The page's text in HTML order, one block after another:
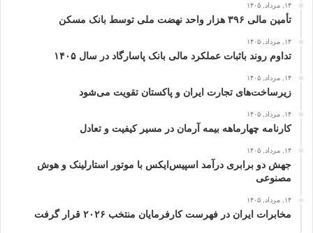
۱۴, مرداد, ۱۴۰۵
تأمین مالی ۳۹۶ هزار واحد نهضت ملی توسط بانک مسکن
۱۴, مرداد, ۱۴۰۵
تداوم روند باثبات عملکرد مالی بانک پاسارگاد در سال ۱۴۰۵
۱۴, مرداد, ۱۴۰۵
زیرساخت‌های تجارت ایران و پاکستان تقویت می‌شود
۱۴, مرداد, ۱۴۰۵
کارنامه چهارماهه بیمه آرمان در مسیر کیفیت و تعادل
۱۴, مرداد, ۱۴۰۵
جهش دو برابری درآمد اسپیس‌ایکس با موتور استارلینک و هوش
مصنوعی
۱۴, مرداد, ۱۴۰۵
مخابرات ایران در فهرست کارفرمایان منتخب ۲۰۲۶ قرار گرفت